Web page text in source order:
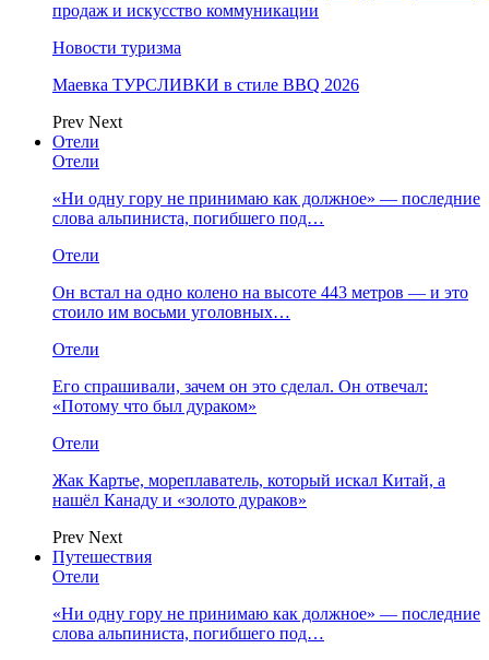
продаж и искусство коммуникации
Новости туризма
Маевка ТУРСЛИВКИ в стиле BBQ 2026
Prev Next
Отели
Отели
«Ни одну гору не принимаю как должное» — последние
слова альпиниста, погибшего под…
Отели
Он встал на одно колено на высоте 443 метров — и это
стоило им восьми уголовных…
Отели
Его спрашивали, зачем он это сделал. Он отвечал:
«Потому что был дураком»
Отели
Жак Картье, мореплаватель, который искал Китай, а
нашёл Канаду и «золото дураков»
Prev Next
Путешествия
Отели
«Ни одну гору не принимаю как должное» — последние
слова альпиниста, погибшего под…